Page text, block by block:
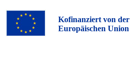
Kofinanziert von der
Europäischen Union